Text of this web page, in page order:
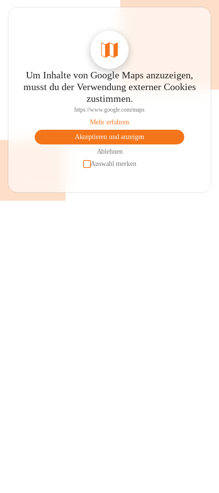
Um Inhalte von Google Maps anzuzeigen,
musst du der Verwendung externer Cookies
zustimmen.
https://www.google.com/maps
Mehr erfahren
Akzeptieren und anzeigen
Ablehnen
Auswahl merken